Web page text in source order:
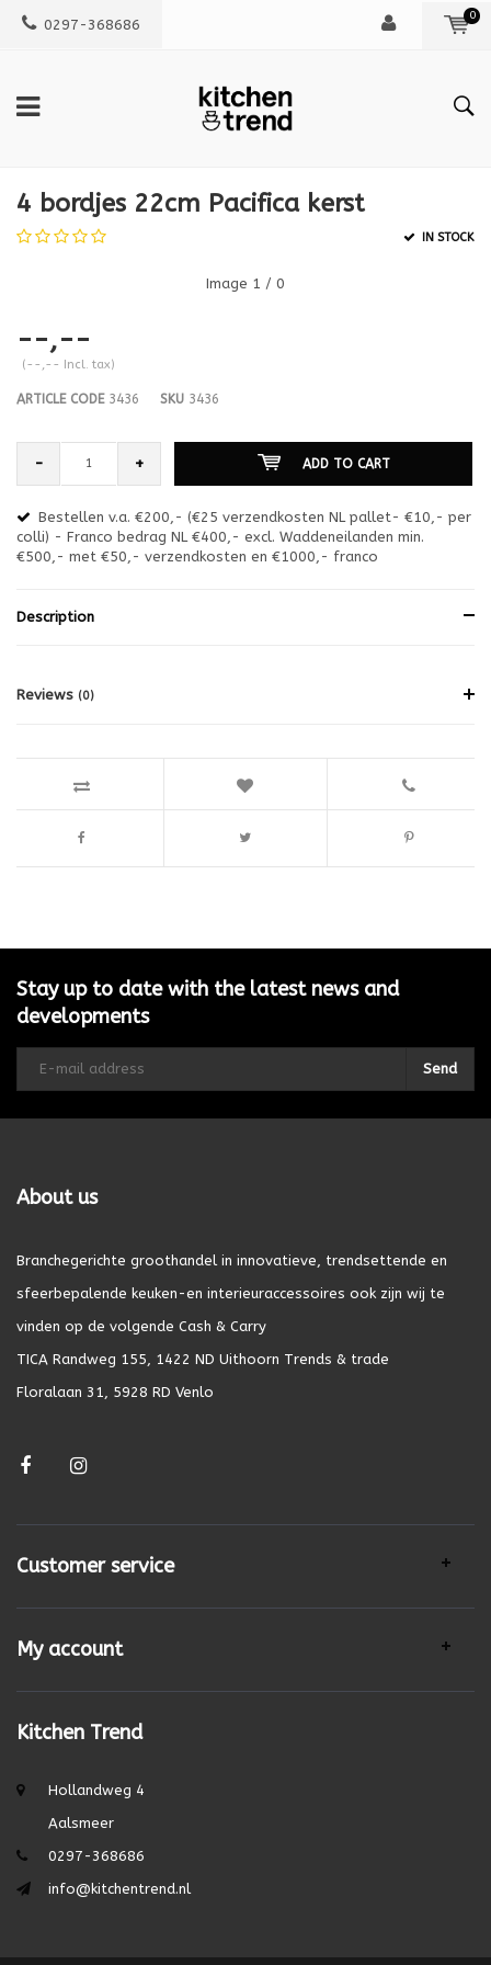
0297-368686
0
4 bordjes 22cm Pacifica kerst
IN STOCK
Image 1 / 0
--,--
(--,-- Incl. tax)
ARTICLE CODE3436 SKU 3436
- + ADD TO CART
Bestellen v.a. €200,- (€25 verzendkosten NL pallet- €10,- per
colli) - Franco bedrag NL €400,- excl. Waddeneilanden min.
€500,- met €50,- verzendkosten en €1000,- franco
Description
Reviews (0)
Stay up to date with the latest news and
developments
Send
About us
Branchegerichte groothandel in innovatieve, trendsettende en
sfeerbepalende keuken-en interieuraccessoires ook zijn wij te
vinden op de volgende Cash & Carry
TICA Randweg 155, 1422 ND Uithoorn Trends & trade
Floralaan 31, 5928 RD Venlo
Customer service
My account
Kitchen Trend
Hollandweg 4
Aalsmeer
0297-368686
info@kitchentrend.nl